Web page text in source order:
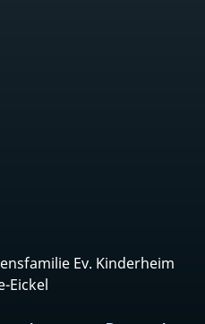
Ev. Kinderheim
Eickel